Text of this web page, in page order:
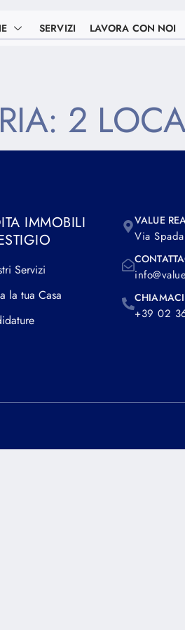
SERVIZI LAVORA CON NOI
2
IMMOBILI
Servizi
la tua Casa
VALUE
Via
+39 02